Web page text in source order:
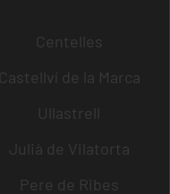
Centelles
Castellví de la Marca
Ullastrell
Julià de Vilatorta
Pere de Ribes